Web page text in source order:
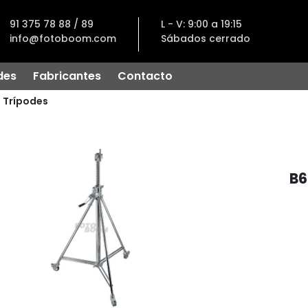
91 375 78 88 / 89
info@fotoboom.com
L - V: 9:00 a 19:15
Sábados cerrado
Fabricantes Contacto
Trípodes